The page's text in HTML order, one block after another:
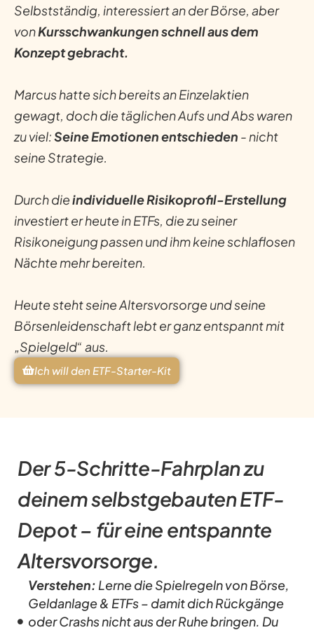
Selbstständig, interessiert an der Börse, aber
vonKursschwankungen schnell aus dem
Konzept gebracht.
Marcus hatte sich bereits an Einzelaktien
gewagt, doch die täglichen Aufs und Abs waren
zu viel:Seine Emotionen entschieden - nicht
seine Strategie.
Durch dieindividuelle Risikoprofil-Erstellung
investiert er heute in ETFs, die zu seiner
Risikoneigung passen und ihm keine schlaflosen
Nächte mehr bereiten.
Heute steht seine Altersvorsorge und seine
Börsenleidenschaft lebt er ganz entspannt mit
„Spielgeld“ aus.
Ich will den ETF-Starter-Kit
Der 5-Schritte-Fahrplan zu
deinem selbstgebauten ETF-
Depot – für eine entspannte
Altersvorsorge.
Verstehen: Lerne die Spielregeln von Börse,
Geldanlage & ETFs – damit dich Rückgänge
oder Crashs nicht aus der Ruhe bringen. Du